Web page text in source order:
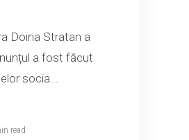
Doina Stratan a
a fost făcut
socia...
read